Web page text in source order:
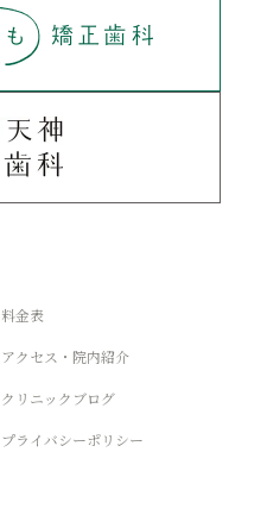
料金表
アクセス・院内紹介
クリニックブログ
プライバシーポリシー